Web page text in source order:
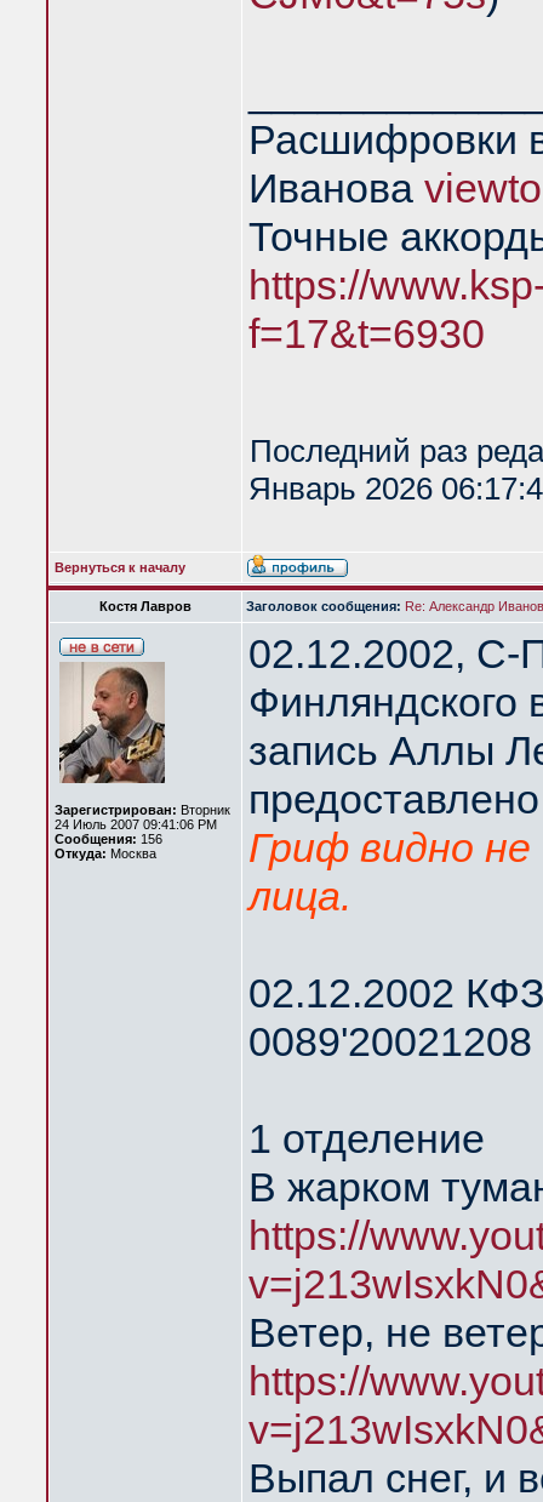
Расшифровки
Иванова
Точные
https://
f=17&t=6930
Последний раз
Январь 2026
Вернуться к началу
Костя Лавров Заголовок сообщения: Re: Александр
Зарегистрирован: Вторник
24 Июль 2007 09:41:06 PM
Сообщения: 156
Откуда: Москва
02.12.2002, С-
Финляндского
запись Аллы
Гриф видно не
лица.
02.12.2002
1 отделение
В жарком
https://
Ветер, не
https://
Выпал снег, и